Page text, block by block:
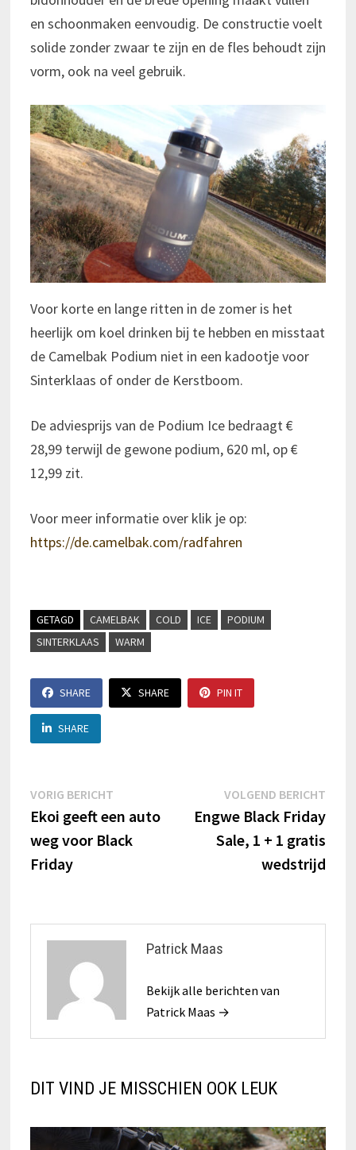
en schoonmaken eenvoudig. De constructie voelt
solide zonder zwaar te zijn en de fles behoudt zijn
vorm, ook na veel gebruik.
Voor korte en lange ritten in de zomer is het
heerlijk om koel drinken bij te hebben en misstaat
de Camelbak Podium niet in een kadootje voor
Sinterklaas of onder de Kerstboom.
De adviesprijs van de Podium Ice bedraagt €
28,99 terwijl de gewone podium, 620 ml, op €
12,99 zit.
Voor meer informatie over klik je op:
https://de.camelbak.com/radfahren
GETAGD CAMELBAK COLD ICE
PODIUM
SINTERKLAAS
WARM
SHARE SHARE PIN IT
SHARE
Berichtnavigatie
VORIG BERICHTVorig
bericht:
Ekoi geeft een auto
weg voor Black
Friday
VOLGEND BERICHT
Engwe Black Friday
Sale, 1 + 1 gratis
wedstrijd
Patrick Maas
Bekijk alle berichten van
Patrick Maas →
DIT VIND JE MISSCHIEN OOK LEUK